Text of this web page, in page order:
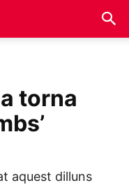
torna
aquest dilluns